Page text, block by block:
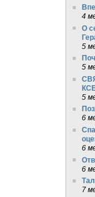
4
О
5
5
5
6
6
6
7